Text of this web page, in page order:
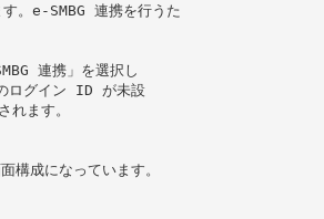
。e-SMBG 連携を行うた
連携」を選択し
ログイン ID が未設
ます。
成になっています。